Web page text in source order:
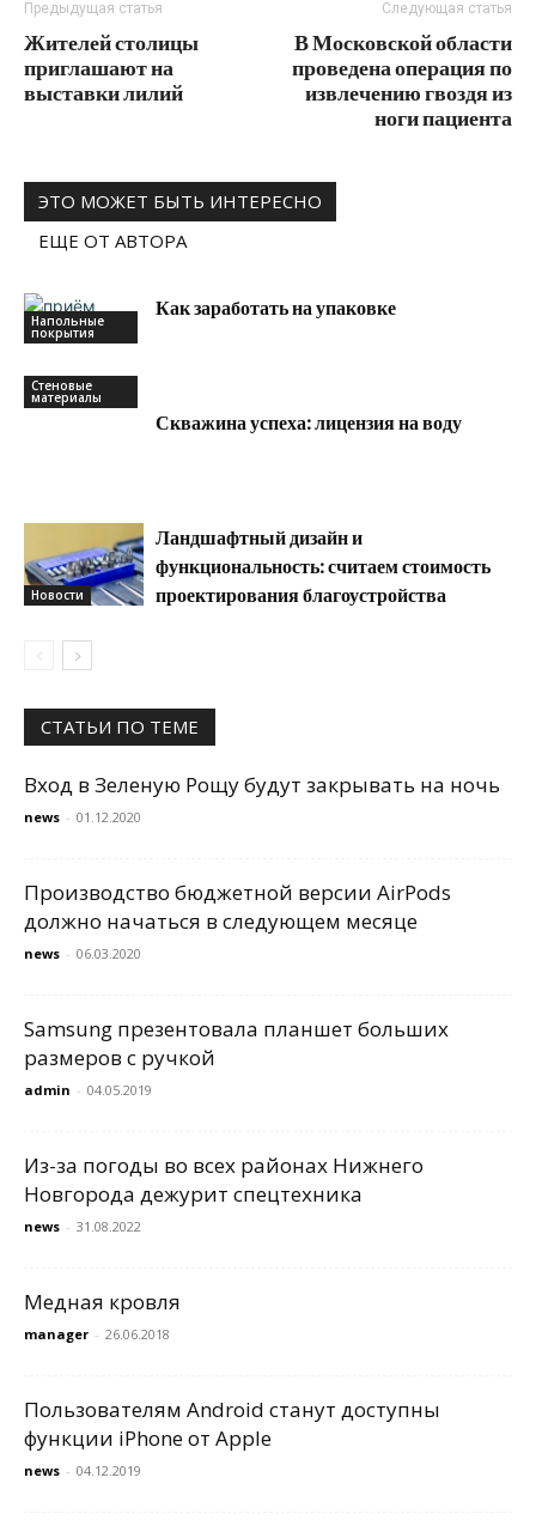
Предыдущая статья
Жителей столицы
приглашают на
выставки лилий
Следующая статья
В Московской области
проведена операция по
извлечению гвоздя из
ноги пациента
ЭТО МОЖЕТ БЫТЬ ИНТЕРЕСНО
ЕЩЕ ОТ АВТОРА
Напольные
покрытия
Как заработать на упаковке
Стеновые
материалы
Скважина успеха: лицензия на воду
Новости
Ландшафтный дизайн и
функциональность: считаем стоимость
проектирования благоустройства
СТАТЬИ ПО ТЕМЕ
Вход в Зеленую Рощу будут закрывать на ночь
news - 01.12.2020
Производство бюджетной версии AirPods
должно начаться в следующем месяце
news - 06.03.2020
Samsung презентовала планшет больших
размеров с ручкой
admin - 04.05.2019
Из-за погоды во всех районах Нижнего
Новгорода дежурит спецтехника
news - 31.08.2022
Медная кровля
manager - 26.06.2018
Пользователям Android станут доступны
функции iPhone от Apple
news - 04.12.2019